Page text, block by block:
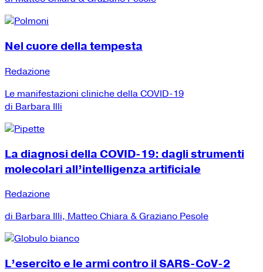
Nel cuore della tempesta
Redazione
Le manifestazioni cliniche della COVID-19
di Barbara Illi
La diagnosi della COVID-19: dagli strumenti
molecolari all’intelligenza artificiale
Redazione
di Barbara Illi, Matteo Chiara & Graziano Pesole
L’esercito e le armi contro il SARS-CoV-2